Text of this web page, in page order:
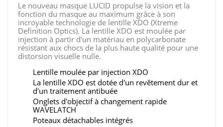
Le nouveau masque LUCID propulse la vision et la
fonction du masque au maximum grâce à son
incroyable technologie de lentille XDO (Xtreme
Definition Optics). La lentille XDO est moulée par
injection à partir d'un matériau en polycarbonate
résistant aux chocs de la plus haute qualité pour une
distorsion visuelle nulle.
Lentille moulée par injection XDO
La lentille XDO est dotée d'un revêtement dur et
d'un traitement antibuée
Onglets d'objectif à changement rapide
WAVELATCH
Poteaux détachables intégrés